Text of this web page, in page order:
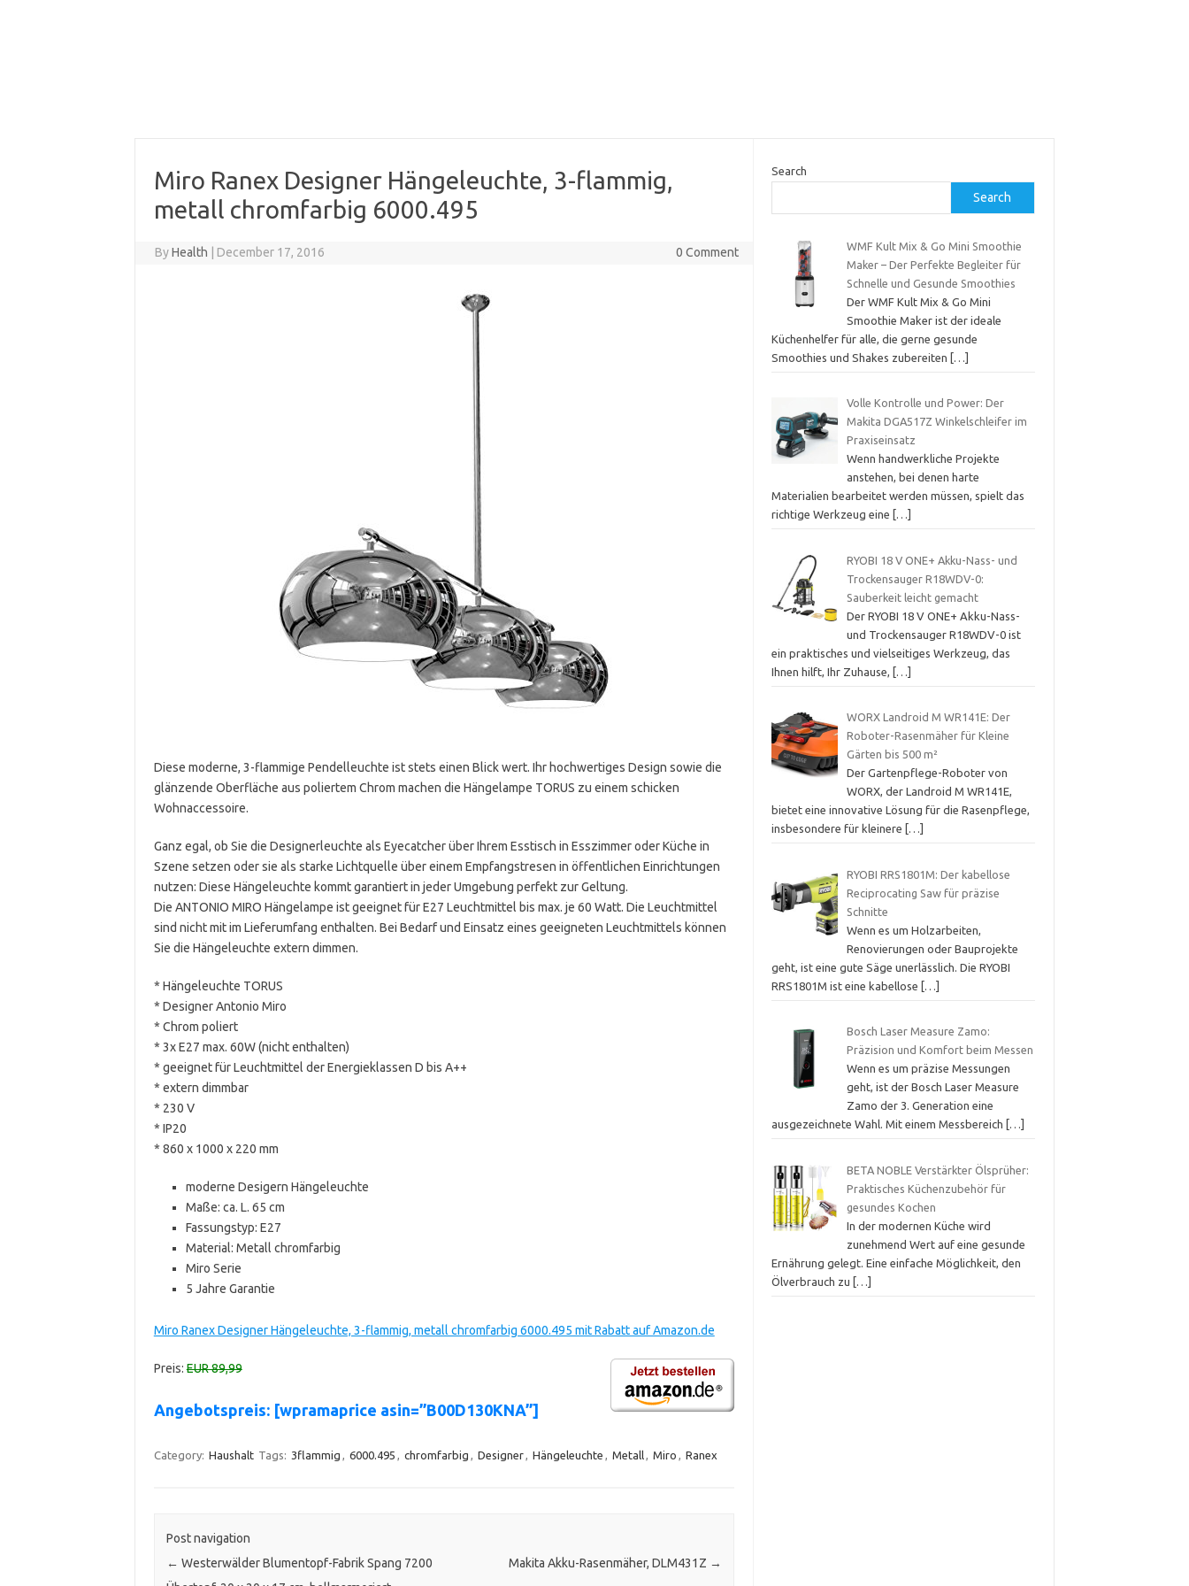
Miro Ranex Designer Hängeleuchte, 3-flammig,
metall chromfarbig 6000.495
ByHealth December 17, 2016 0 Comment
Diese moderne, 3-flammige Pendelleuchte ist stets einen Blick wert. Ihr hochwertiges Design sowie die
glänzende Oberfläche aus poliertem Chrom machen die Hängelampe TORUS zu einem schicken
Wohnaccessoire.
Ganz egal, ob Sie die Designerleuchte als Eyecatcher über Ihrem Esstisch in Esszimmer oder Küche in
Szene setzen oder sie als starke Lichtquelle über einem Empfangstresen in öffentlichen Einrichtungen
nutzen: Diese Hängeleuchte kommt garantiert in jeder Umgebung perfekt zur Geltung.
Die ANTONIO MIRO Hängelampe ist geeignet für E27 Leuchtmittel bis max. je 60 Watt. Die Leuchtmittel
sind nicht mit im Lieferumfang enthalten. Bei Bedarf und Einsatz eines geeigneten Leuchtmittels können
Sie die Hängeleuchte extern dimmen.
* Hängeleuchte TORUS
* Designer Antonio Miro
* Chrom poliert
* 3x E27 max. 60W (nicht enthalten)
* geeignet für Leuchtmittel der Energieklassen D bis A++
* extern dimmbar
* 230 V
* IP20
* 860 x 1000 x 220 mm
moderne Desigern Hängeleuchte
Maße: ca. L. 65 cm
Fassungstyp: E27
Material: Metall chromfarbig
Miro Serie
5 Jahre Garantie
Miro Ranex Designer Hängeleuchte, 3-flammig, metall chromfarbig 6000.495 mit Rabatt auf Amazon.de
Preis:EUR 89,99
Angebotspreis: [wpramaprice asin=”B00D130KNA”]
Category: Haushalt Tags: 3flammig , 6000.495 , chromfarbig , Designer, Hängeleuchte , Metall, Miro , Ranex
Post navigation
← Westerwälder Blumentopf-Fabrik Spang 7200
Makita Akku-Rasenmäher, DLM431Z →
Search
Search
WMF Kult Mix & Go Mini Smoothie
Maker – Der Perfekte Begleiter für
Schnelle und Gesunde Smoothies
Der WMF Kult Mix & Go Mini
Smoothie Maker ist der ideale
Küchenhelfer für alle, die gerne gesunde
Smoothies und Shakes zubereiten
[…]
Volle Kontrolle und Power: Der
Makita DGA517Z Winkelschleifer im
Praxiseinsatz
Wenn handwerkliche Projekte
anstehen, bei denen harte
Materialien bearbeitet werden müssen, spielt das
richtige Werkzeug eine
[…]
RYOBI 18 V ONE+ Akku-Nass- und
Trockensauger R18WDV-0:
Sauberkeit leicht gemacht
Der RYOBI 18 V ONE+ Akku-Nass-
und Trockensauger R18WDV-0 ist
ein praktisches und vielseitiges Werkzeug, das
Ihnen hilft, Ihr Zuhause,
[…]
WORX Landroid M WR141E: Der
Roboter-Rasenmäher für Kleine
Gärten bis 500 m²
Der Gartenpflege-Roboter von
WORX, der Landroid M WR141E,
bietet eine innovative Lösung für die Rasenpflege,
insbesondere für kleinere
[…]
RYOBI RRS1801M: Der kabellose
Reciprocating Saw für präzise
Schnitte
Wenn es um Holzarbeiten,
Renovierungen oder Bauprojekte
geht, ist eine gute Säge unerlässlich. Die RYOBI
RRS1801M ist eine kabellose
[…]
Bosch Laser Measure Zamo:
Präzision und Komfort beim Messen
Wenn es um präzise Messungen
geht, ist der Bosch Laser Measure
Zamo der 3. Generation eine
ausgezeichnete Wahl. Mit einem Messbereich
[…]
BETA NOBLE Verstärkter Ölsprüher:
Praktisches Küchenzubehör für
gesundes Kochen
In der modernen Küche wird
zunehmend Wert auf eine gesunde
Ernährung gelegt. Eine einfache Möglichkeit, den
Ölverbrauch zu
[…]